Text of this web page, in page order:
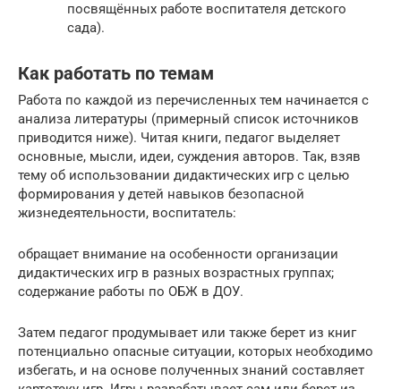
посвящённых работе воспитателя детского
сада).
Как работать по темам
Работа по каждой из перечисленных тем начинается с
анализа литературы (примерный список источников
приводится ниже). Читая книги, педагог выделяет
основные, мысли, идеи, суждения авторов. Так, взяв
тему об использовании дидактических игр с целью
формирования у детей навыков безопасной
жизнедеятельности, воспитатель:
обращает внимание на особенности организации
дидактических игр в разных возрастных группах;
содержание работы по ОБЖ в ДОУ.
Затем педагог продумывает или также берет из книг
потенциально опасные ситуации, которых необходимо
избегать, и на основе полученных знаний составляет